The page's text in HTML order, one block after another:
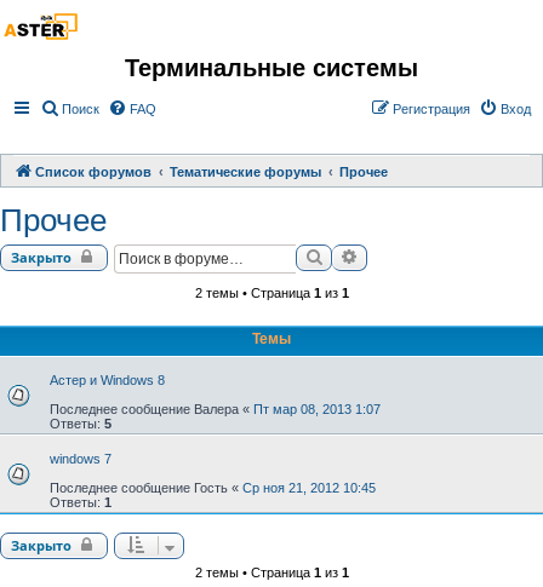
Терминальные системы
Поиск FAQ Вход
Регистрация
Список форумов Тематические форумы Прочее
Прочее
Закрыто ПоискРасширенный поиск
2 темы • Страница 1из 1
Темы
Астер и Windows 8
Последнее сообщение Валера « Пт мар 08, 2013 1:07
Ответы: 5
windows 7
Последнее сообщение Гость « Ср ноя 21, 2012 10:45
Ответы: 1
Закрыто
2 темы • Страница 1из 1